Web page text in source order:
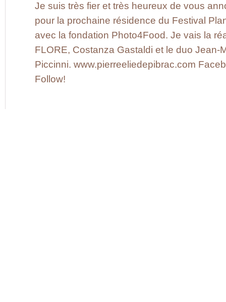
Je suis très fier et très heureux de vous
pour la prochaine résidence du Festival
avec la fondation Photo4Food. Je vais la
FLORE, Costanza Gastaldi et le duo Jean-
Piccinni. www.pierreeliedepibrac.com
Follow!